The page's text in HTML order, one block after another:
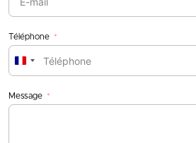
Téléphone
France
Message